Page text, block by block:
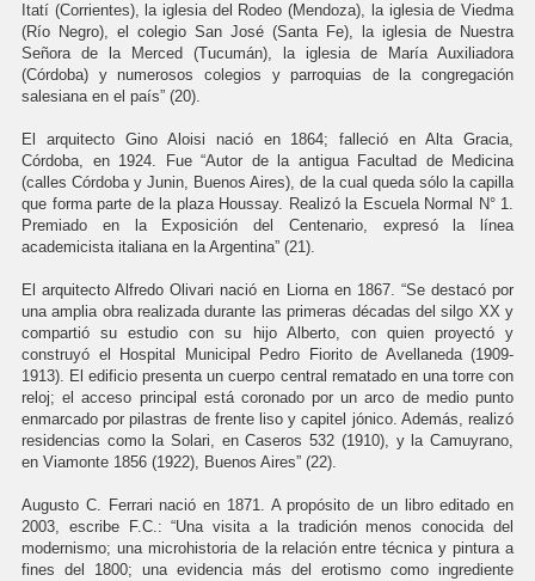
Itatí (Corrientes), la iglesia del Rodeo (Mendoza), la iglesia de Viedma
(Río Negro), el colegio San José (Santa Fe), la iglesia de Nuestra
Señora de la Merced (Tucumán), la iglesia de María Auxiliadora
(Córdoba) y numerosos colegios y parroquias de la congregación
salesiana en el país” (20).
El arquitecto Gino Aloisi nació en 1864; falleció en Alta Gracia,
Córdoba, en 1924. Fue “Autor de la antigua Facultad de Medicina
(calles Córdoba y Junin, Buenos Aires), de la cual queda sólo la capilla
que forma parte de la plaza Houssay. Realizó la Escuela Normal N° 1.
Premiado en la Exposición del Centenario, expresó la línea
academicista italiana en la Argentina” (21).
El arquitecto Alfredo Olivari nació en Liorna en 1867. “Se destacó por
una amplia obra realizada durante las primeras décadas del silgo XX y
compartió su estudio con su hijo Alberto, con quien proyectó y
construyó el Hospital Municipal Pedro Fiorito de Avellaneda (1909-
1913). El edificio presenta un cuerpo central rematado en una torre con
reloj; el acceso principal está coronado por un arco de medio punto
enmarcado por pilastras de frente liso y capitel jónico. Además, realizó
residencias como la Solari, en Caseros 532 (1910), y la Camuyrano,
en Viamonte 1856 (1922), Buenos Aires” (22).
Augusto C. Ferrari nació en 1871. A propósito de un libro editado en
2003, escribe F.C.: “Una visita a la tradición menos conocida del
modernismo; una microhistoria de la relación entre técnica y pintura a
fines del 1800; una evidencia más del erotismo como ingrediente